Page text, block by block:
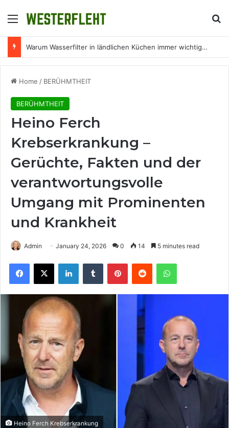
Menu
Warum Wasserfilter in ländlichen Küchen immer wichtiger werden
Home / BERÜHMTHEIT
BERÜHMTHEIT
Heino Ferch
Krebserkrankung –
Gerüchte, Fakten und der
verantwortungsvolle
Umgang mit Prominenten
und Krankheit
Admin January 24, 2026 0 14 5 minutes read
Facebook
X LinkedInTumblr PinterestReddit WhatsApp
Heino Ferch Krebserkrankung